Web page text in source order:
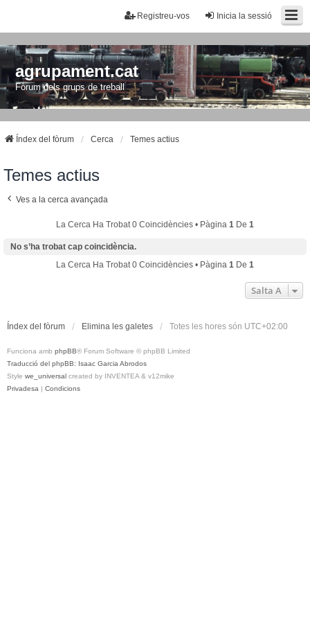
Inicia la sessió
Registreu-vos
agrupament.cat
Fòrum dels grups de treball
Índex del fòrum Cerca Temes actius
Temes actius
Ves a la cerca avançada
La Cerca Ha Trobat 0 Coincidències • Pàgina 1 De 1
No s’ha trobat cap coincidència.
La Cerca Ha Trobat 0 Coincidències • Pàgina 1 De 1
Salta A
Índex del fòrum Elimina les galetes Totes les hores són UTC+02:00
Funciona amb phpBB® Forum Software © phpBB Limited
Traducció del phpBB: Isaac Garcia Abrodos
Style we_universal created by INVENTEA & v12mike
Privadesa | Condicions